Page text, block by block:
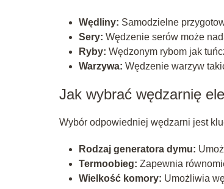
Wędliny: Samodzielne
Sery: Wędzenie serów może
Ryby: Wędzonym rybom jak
Warzywa: Wędzenie warzyw
Jak wybrać wędzarnię
Wybór odpowiedniej wędzarni jest
Rodzaj generatora dymu:
Termoobieg: Zapewnia
Wielkość komory: Umożliwia